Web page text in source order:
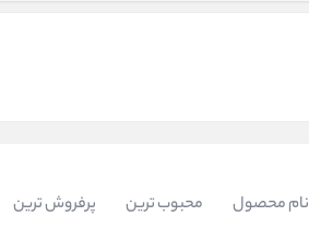
نام محصول محبوب ترین پرفروش ترین